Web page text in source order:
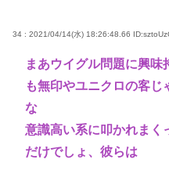
34 : 2021/04/14(水) 18:26:48.66
まあウイグル問題に興
も無印やユニクロの客じ
な
意識高い系に叩かれまく
だけでしょ、彼らは